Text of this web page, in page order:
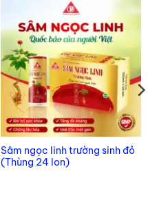
Sâm ngọc linh trường sinh đỏ
(Thùng 24 lon)